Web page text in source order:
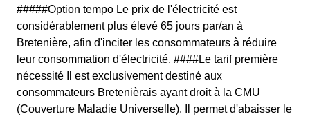
#####Option tempo Le prix de l'électricité est
considérablement plus élevé 65 jours par/an à
Bretenière, afin d'inciter les consommateurs à réduire
leur consommation d'électricité. ####Le tarif première
nécessité Il est exclusivement destiné aux
consommateurs Bretenièrais ayant droit à la CMU
(Couverture Maladie Universelle). Il permet d'abaisser le